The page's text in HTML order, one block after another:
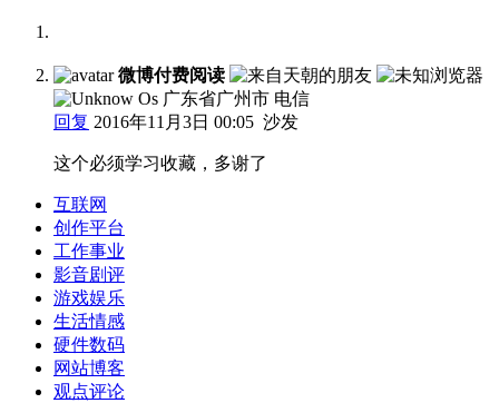
微博付费阅读
广东省广州市 电信
回复 2016年11月3日 00:05 沙发
这个必须学习收藏，多谢了
互联网
创作平台
工作事业
影音剧评
游戏娱乐
生活情感
硬件数码
网站博客
观点评论